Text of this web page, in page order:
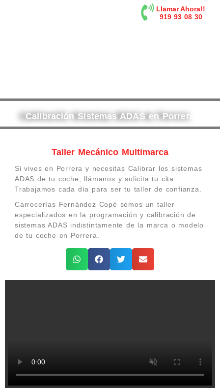
Llamar Ahora!!
919 93 08 30
Calibración Sistemas ADAS en Porrera
Taller Mecánico Multimarca
Si vives en Porrera y necesitas Calibrar los sistemas
ADAS de tu coche, llámanos y solicita tu cita.
Trabajamos cada día para ser tu taller de confianza.
Carrocerías Fernández Copé somos un taller
especializados en la programación y calibración de
sistemas ADAS indistintamente de la marca o modelo
de tu coche en Porrera.